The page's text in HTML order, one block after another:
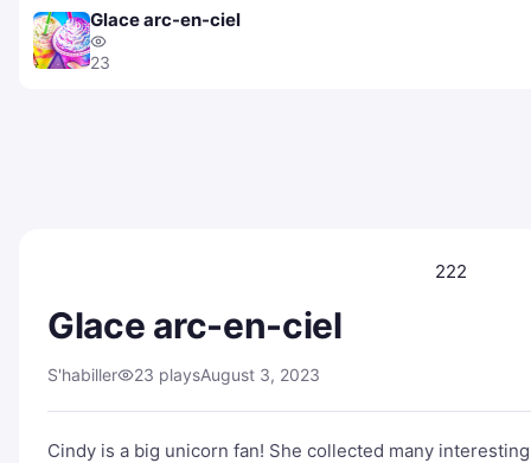
Glace arc-en-ciel
23
222
Glace arc-en-ciel
S'habiller 23 playsAugust 3, 2023
Cindy is a big unicorn fan! She collected many